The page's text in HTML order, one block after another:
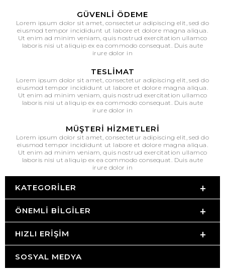
GÜVENLI ÖDEME
Lorem ipsum dolor sit amet, consectetur adipiscing elit, sed do
eiusmod tempor incididunt ut labore et dolore magna aliqua.
Ut enim ad minim veniam, quis nostrud exercitation ullamco
laboris nisi ut aliquip ex ea commodo consequat. Duis aute
irure dolor in
TESLIMAT
Lorem ipsum dolor sit amet, consectetur adipiscing elit, sed do
eiusmod tempor incididunt ut labore et dolore magna aliqua.
Ut enim ad minim veniam, quis nostrud exercitation ullamco
laboris nisi ut aliquip ex ea commodo consequat. Duis aute
irure dolor in
MÜŞTERI HIZMETLERI
Lorem ipsum dolor sit amet, consectetur adipiscing elit, sed do
eiusmod tempor incididunt ut labore et dolore magna aliqua.
Ut enim ad minim veniam, quis nostrud exercitation ullamco
laboris nisi ut aliquip ex ea commodo consequat. Duis aute
irure dolor in
KATEGORILER
ÖNEMLI BILGILER
HIZLI ERIŞIM
SOSYAL MEDYA